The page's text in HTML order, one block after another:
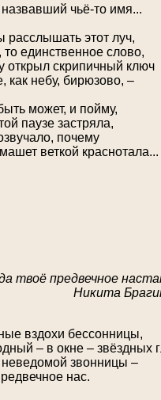
чьё-то имя...
расслышать этот луч,
единственное слово,
открыл скрипичный ключ
как небу, бирюзово, –
может, и пойму,
паузе застряла,
почему
веткой краснотала...
твоё предвечное
Никита
вздохи бессонницы,
– в окне – звёздных
звонницы –
нас.